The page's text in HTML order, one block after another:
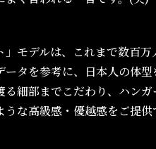
モデルは、これまで数百
タを参考に、日本人の体
細部までこだわり、ハン
な高級感・優越感をご提供